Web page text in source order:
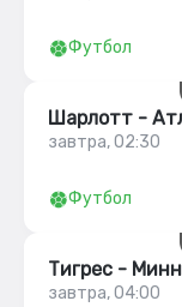
Футбол
Шарлотт -
завтра, 02:30
Футбол
Тигрес -
завтра, 04:00